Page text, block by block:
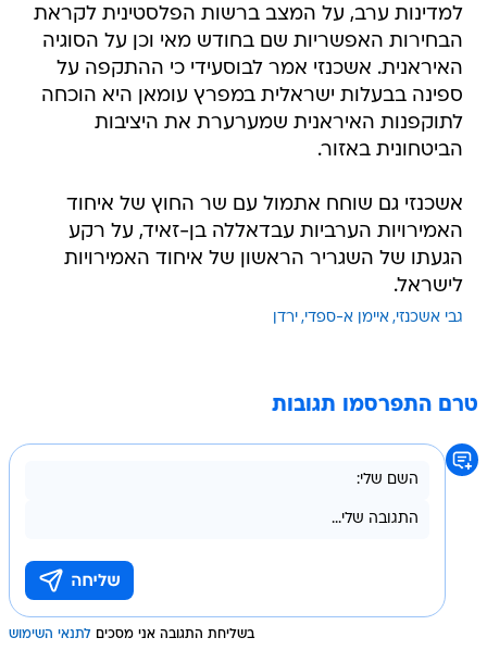
למדינות ערב, על המצב ברשות הפלסטינית לקראת
הבחירות האפשריות שם בחודש מאי וכן על הסוגיה
האיראנית. אשכנזי אמר לבוסעידי כי ההתקפה על
ספינה בבעלות ישראלית במפרץ עומאן היא הוכחה
לתוקפנות האיראנית שמערערת את היציבות
הביטחונית באזור.
אשכנזי גם שוחח אתמול עם שר החוץ של איחוד
האמירויות הערביות עבדאללה בן-זאיד, על רקע
הגעתו של השגריר הראשון של איחוד האמירויות
לישראל.
גבי אשכנזי איימן א-ספדי ירדן
טרם התפרסמו תגובות
בשליחת התגובה אני מסכים לתנאי השימוש